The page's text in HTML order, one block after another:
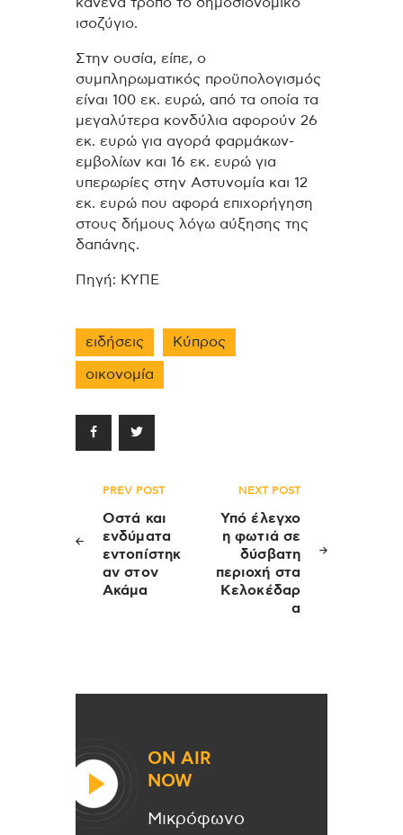
ισοζύγιο.
Στην ουσία, είπε, ο
συμπληρωματικός προϋπολογισμός
είναι 100 εκ. ευρώ, από τα οποία τα
μεγαλύτερα κονδύλια αφορούν 26
εκ. ευρώ για αγορά φαρμάκων-
εμβολίων και 16 εκ. ευρώ για
υπερωρίες στην Αστυνομία και 12
εκ. ευρώ που αφορά επιχορήγηση
στους δήμους λόγω αύξησης της
δαπάνης.
Πηγή: ΚΥΠΕ
ειδήσεις Κύπρος
οικονομία
Πλοήγηση
άρθρων
PREV POST
Οστά και
ενδύματα
εντοπίστηκ
αν στον
Ακάμα
NEXT POST
Υπό έλεγχο
η φωτιά σε
δύσβατη
περιοχή στα
Κελοκέδαρ
α
ON AIR
NOW
Μικρόφωνο